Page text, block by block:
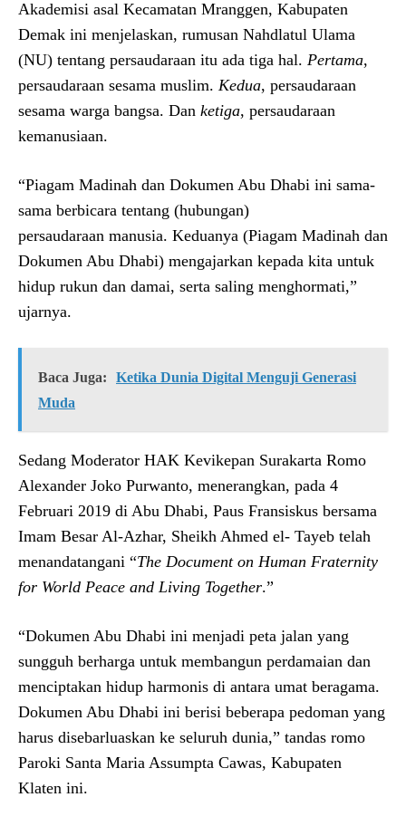
Akademisi asal Kecamatan Mranggen, Kabupaten
Demak ini menjelaskan, rumusan Nahdlatul Ulama
(NU) tentang persaudaraan itu ada tiga hal. Pertama,
persaudaraan sesama muslim. Kedua, persaudaraan
sesama warga bangsa. Dan ketiga, persaudaraan
kemanusiaan.
“Piagam Madinah dan Dokumen Abu Dhabi ini sama-
sama berbicara tentang (hubungan)
persaudaraan manusia. Keduanya (Piagam Madinah dan
Dokumen Abu Dhabi) mengajarkan kepada kita untuk
hidup rukun dan damai, serta saling menghormati,”
ujarnya.
Baca Juga:
Ketika Dunia Digital Menguji Generasi
Muda
Sedang Moderator HAK Kevikepan Surakarta Romo
Alexander Joko Purwanto, menerangkan, pada 4
Februari 2019 di Abu Dhabi, Paus Fransiskus bersama
Imam Besar Al-Azhar, Sheikh Ahmed el- Tayeb telah
menandatangani “The Document on Human Fraternity
for World Peace and Living Together.”
“Dokumen Abu Dhabi ini menjadi peta jalan yang
sungguh berharga untuk membangun perdamaian dan
menciptakan hidup harmonis di antara umat beragama.
Dokumen Abu Dhabi ini berisi beberapa pedoman yang
harus disebarluaskan ke seluruh dunia,” tandas romo
Paroki Santa Maria Assumpta Cawas, Kabupaten
Klaten ini.